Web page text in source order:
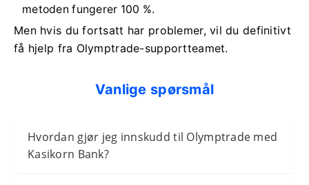
metoden fungerer 100 %.
Men hvis du fortsatt har problemer, vil du definitivt
få hjelp fra Olymptrade-supportteamet.
Vanlige spørsmål
Hvordan gjør jeg innskudd til Olymptrade med
Kasikorn Bank?